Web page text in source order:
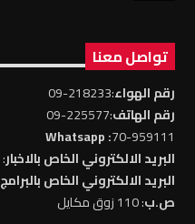
تواصل معنا
رقم الهواء:218233-09
رقم الهاتف:225577-09
70-959111
: Whatsapp
البريد الالكتروني الخاص بالاخبار: news@rll.com.lb
البريد الالكتروني الخاص بالبرامج
ص.ب: 110 زوق مكايل